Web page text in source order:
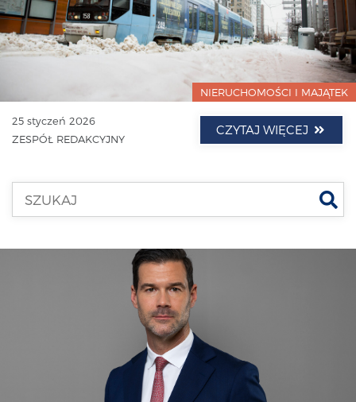
NIERUCHOMOŚCI I MAJĄTEK
25 styczeń 2026
ZESPÓŁ REDAKCYJNY
CZYTAJ WIĘCEJ